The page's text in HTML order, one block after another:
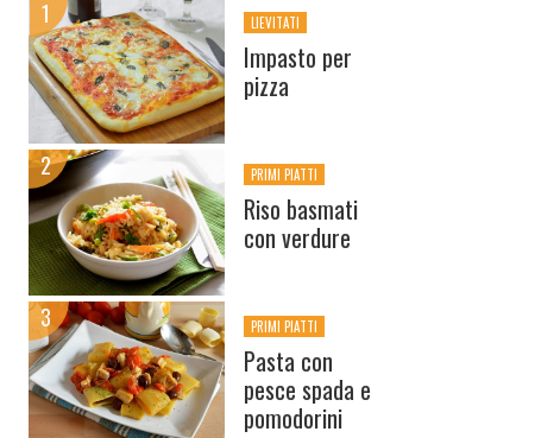
LIEVITATI
Impasto per
pizza
PRIMI PIATTI
Riso basmati
con verdure
PRIMI PIATTI
Pasta con
pesce spada e
pomodorini